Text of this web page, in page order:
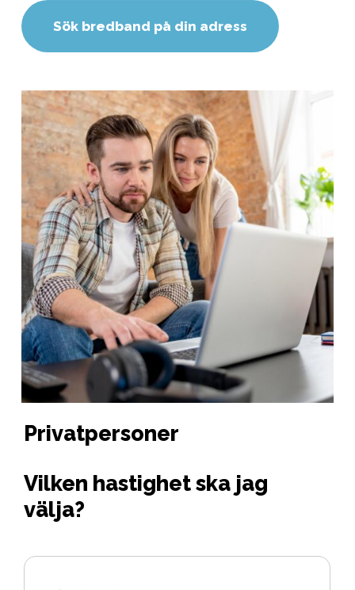
Sök bredband på din adress
Privatpersoner
Vilken hastighet ska jag
välja?